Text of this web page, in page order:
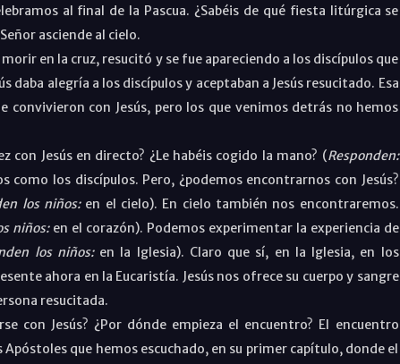
al final de la Pascua. ¿Sabéis de qué fiesta litúrgica se
asciende al cielo.
en la cruz, resucitó y se fue apareciendo a los discípulos que
daba alegría a los discípulos y aceptaban a Jesús resucitado. Esa
convivieron con Jesús, pero los que venimos detrás no hemos
con Jesús en directo? ¿Le habéis cogido la mano? (Responden:
como los discípulos. Pero, ¿podemos encontrarnos con Jesús?
los niños: en el cielo). En cielo también nos encontraremos.
niños: en el corazón). Podemos experimentar la experiencia de
los niños:en la Iglesia). Claro que sí, en la Iglesia, en los
ahora en la Eucaristía. Jesús nos ofrece su cuerpo y sangre
resucitada.
con Jesús? ¿Por dónde empieza el encuentro? El encuentro
que hemos escuchado, en su primer capítulo, donde el